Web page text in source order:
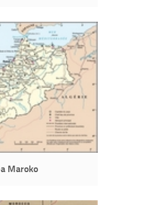
Maroko